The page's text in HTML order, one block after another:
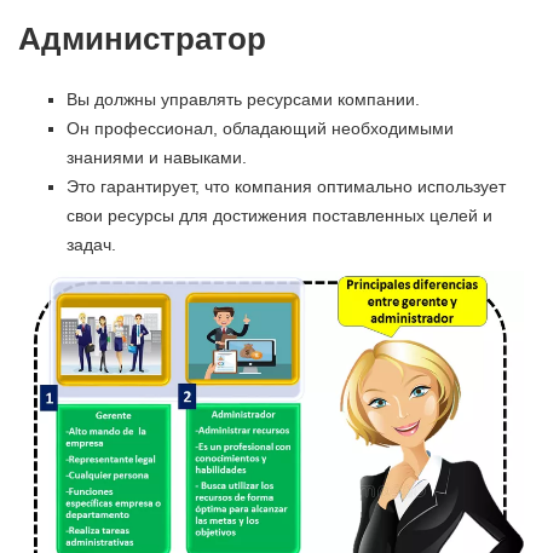
Администратор
Вы должны управлять ресурсами компании.
Он профессионал, обладающий необходимыми
знаниями и навыками.
Это гарантирует, что компания оптимально использует
свои ресурсы для достижения поставленных целей и
задач.